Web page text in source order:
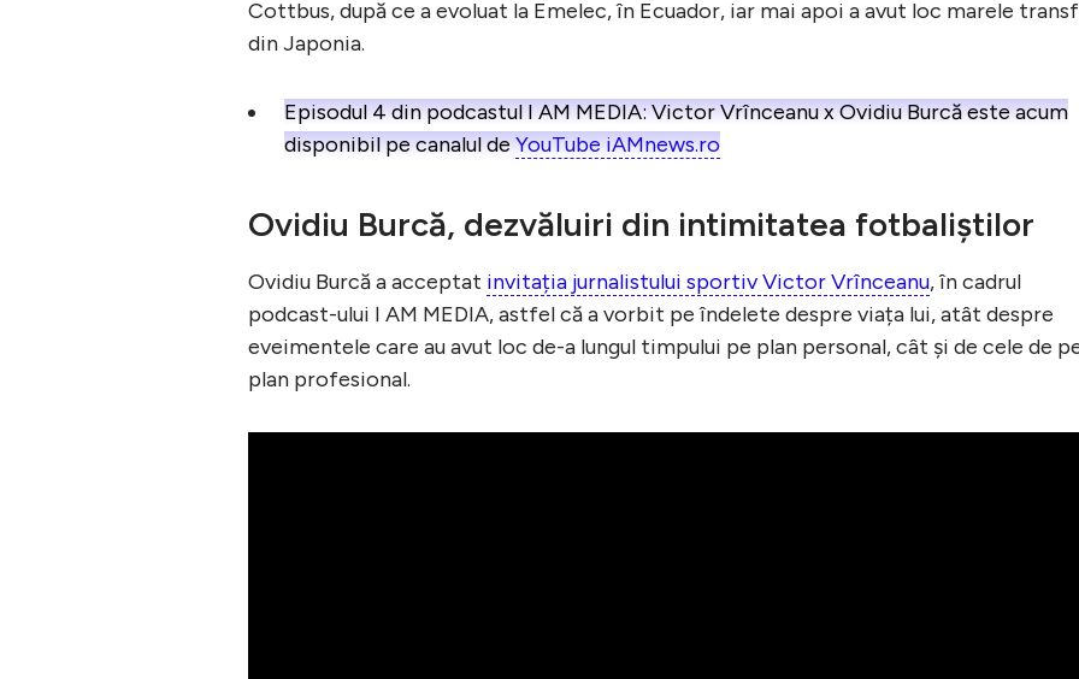
Cottbus, după ce a evoluat la Emelec, în Ecuador, iar mai apoi a avut loc marele
din Japonia.
Episodul 4 din podcastul I AM MEDIA: Victor Vrînceanu x Ovidiu Burcă este acum
disponibil pe canalul deYouTube iAMnews.ro
Ovidiu Burcă, dezvăluiri din intimitatea fotbaliștilor
Ovidiu Burcă a acceptat invitația jurnalistului sportiv Victor Vrînceanu, în cadrul
podcast-ului I AM MEDIA, astfel că a vorbit pe îndelete despre viața lui, atât despre
eveimentele care au avut loc de-a lungul timpului pe plan personal, cât și de cele de
plan profesional.